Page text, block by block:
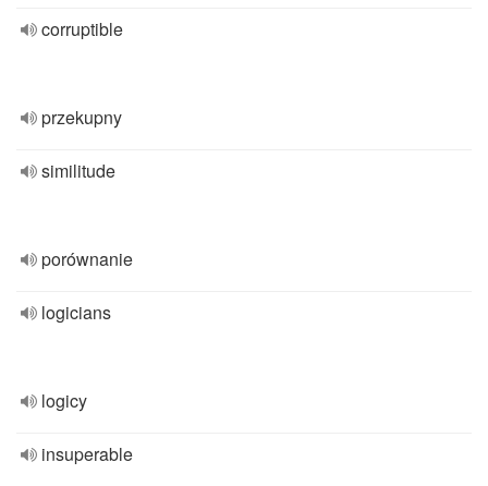
corruptible
przekupny
similitude
porównanie
logicians
logicy
insuperable